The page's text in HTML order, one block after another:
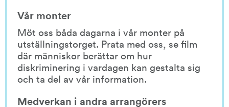
Vår monter
Möt oss båda dagarna i vår monter på
utställningstorget. Prata med oss, se film
där människor berättar om hur
diskriminering i vardagen kan gestalta sig
och ta del av vår information.
Medverkan i andra arrangörers